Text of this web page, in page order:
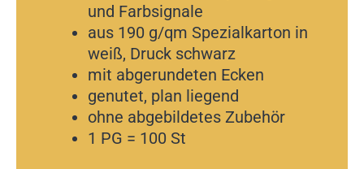
und Farbsignale
aus 190 g/qm Spezialkarton in
weiß, Druck schwarz
mit abgerundeten Ecken
genutet, plan liegend
ohne abgebildetes Zubehör
1 PG = 100 St